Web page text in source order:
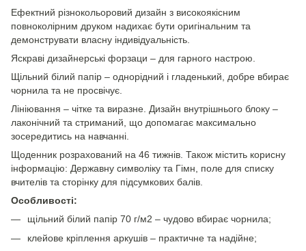
Ефектний різнокольоровий дизайн з високоякісним
повноколірним друком надихає бути оригінальним та
демонструвати власну індивідуальність.
Яскраві дизайнерські форзаци – для гарного настрою.
Щільний білий папір – однорідний і гладенький, добре вбирає
чорнила та не просвічує.
Лініювання – чітке та виразне. Дизайн внутрішнього блоку –
лаконічний та стриманий, що допомагає максимально
зосередитись на навчанні.
Щоденник розрахований на 46 тижнів. Також містить корисну
інформацію: Державну символіку та Гімн, поле для списку
вчителів та сторінку для підсумкових балів.
Особливості:
щільний білий папір 70 г/м2 – чудово вбирає чорнила;
клейове кріплення аркушів – практичне та надійне;